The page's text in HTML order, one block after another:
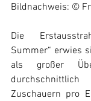
Bildnachweis: ©
Die
Summer“ erwies
als großer
Zuschauern pro